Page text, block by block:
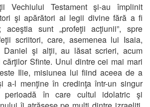
Vechiului Testament şi-au împlinit
şi apărători ai legii divine fără a fi
sunt „profeţii acţiunii”, spre
scriitori, care, asemenea lui Isaia,
Daniel şi alţii, au lăsat scrieri, acum
Sfinte. Unul dintre cei mai mari
Ilie, misiunea lui fiind aceea de a
a-l menţine în credinţa într-un singur
perioadă în care cultul idolatric şi